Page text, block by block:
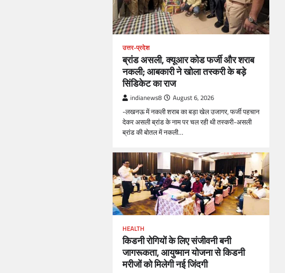
उत्तर-प्रदेश
ब्रांड असली, क्यूआर कोड फर्जी और शराब
नकली; आबकारी ने खोला तस्करी के बड़े
सिंडिकेट का राज
indianews8 August 6, 2026
-लखनऊ में नकली शराब का बड़ा खेल उजागर, फर्जी पहचान
देकर असली ब्रांड के नाम पर चल रही थी तस्करी-असली
ब्रांड की बोतल में नकली…
HEALTH
किडनी रोगियों के लिए संजीवनी बनी
जागरूकता, आयुष्मान योजना से किडनी
मरीजों को मिलेगी नई जिंदगी